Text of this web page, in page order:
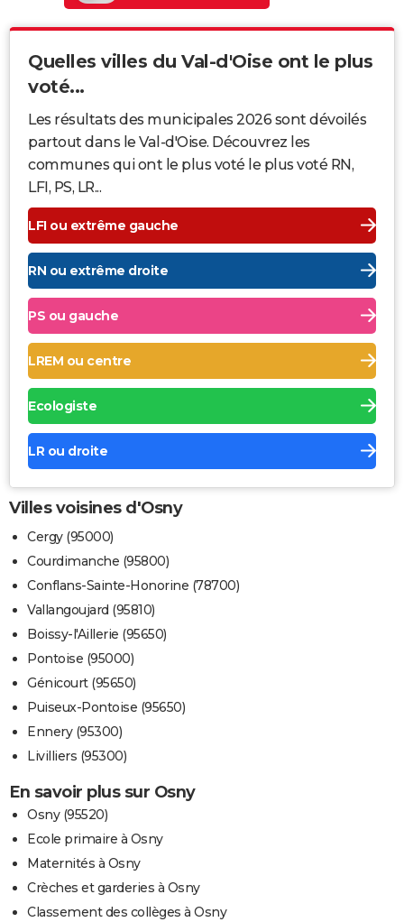
Quelles villes du Val-d'Oise ont le plus
voté...
Les résultats des municipales 2026 sont dévoilés
partout dans le Val-d'Oise. Découvrez les
communes qui ont le plus voté le plus voté RN,
LFI, PS, LR...
LFI ou extrême gauche
RN ou extrême droite
PS ou gauche
LREM ou centre
Ecologiste
LR ou droite
Villes voisines d'Osny
Cergy (95000)
Courdimanche (95800)
Conflans-Sainte-Honorine (78700)
Vallangoujard (95810)
Boissy-l'Aillerie (95650)
Pontoise (95000)
Génicourt (95650)
Puiseux-Pontoise (95650)
Ennery (95300)
Livilliers (95300)
En savoir plus sur Osny
Osny (95520)
Ecole primaire à Osny
Maternités à Osny
Crèches et garderies à Osny
Classement des collèges à Osny